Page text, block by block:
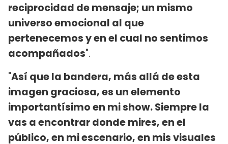
reciprocidad de mensaje; un mismo
universo emocional al que
pertenecemos y en el cual no sentimos
acompañados".
"Así que la bandera, más allá de esta
imagen graciosa, es un elemento
importantísimo en mi show. Siempre la
vas a encontrar donde mires, en el
público, en mi escenario, en mis visuales